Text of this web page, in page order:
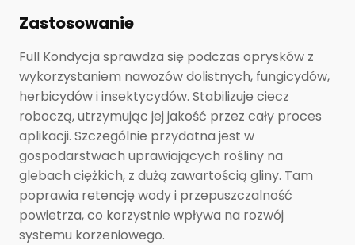
Zastosowanie
Full Kondycja sprawdza się podczas oprysków z
wykorzystaniem nawozów dolistnych, fungicydów,
herbicydów i insektycydów. Stabilizuje ciecz
roboczą, utrzymując jej jakość przez cały proces
aplikacji. Szczególnie przydatna jest w
gospodarstwach uprawiających rośliny na
glebach ciężkich, z dużą zawartością gliny. Tam
poprawia retencję wody i przepuszczalność
powietrza, co korzystnie wpływa na rozwój
systemu korzeniowego.